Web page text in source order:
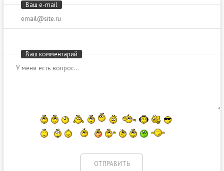
Ваш e-mail
Ваш комментарий